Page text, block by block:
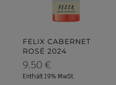
FELIX CABERNET
ROSÉ 2024
9,50 €
Enthält 19% MwSt.